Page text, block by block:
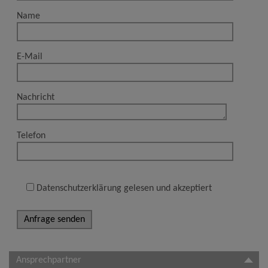
Name
E-Mail
Nachricht
Telefon
Datenschutzerklärung gelesen und akzeptiert
Ansprechpartner